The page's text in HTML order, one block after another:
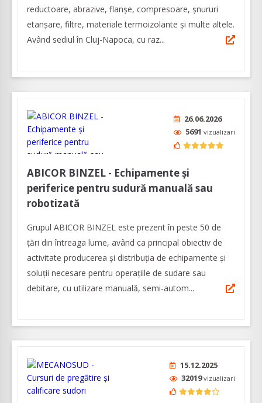
reductoare, abrazive, flanșe, compresoare, șnururi
etanșare, filtre, materiale termoizolante și multe altele.
Având sediul în Cluj-Napoca, cu raz...
26.06.2026
5691 vizualizari
ABICOR BINZEL - Echipamente și
periferice pentru sudură manuală sau
robotizată
Grupul ABICOR BINZEL este prezent în peste 50 de
țări din întreaga lume, având ca principal obiectiv de
activitate producerea și distribuția de echipamente și
soluții necesare pentru operațiile de sudare sau
debitare, cu utilizare manuală, semi-autom...
15.12.2025
32019vizualizari